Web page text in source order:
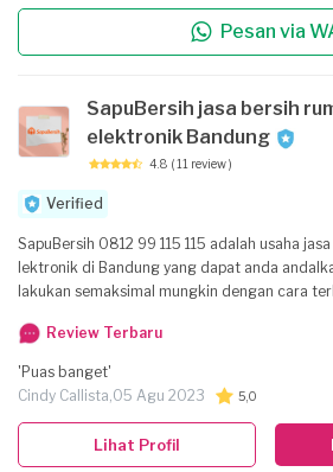
Pesan via
SapuBersih jasa bersih
elektronik Bandung
4.8 ( 11 review )
Verified
SapuBersih 0812 99 115 115 adalah usaha jasa kebersihan dan service
lektronik di Bandung yang dapat anda
lakukan semaksimal mungkin dengan cara
mesin dan alat lainnya yang tidak baik untuk
lingkungan sekitar. Jasa service elektronik yang kami berikan juga di
Review Terbaru
'Puas banget'
Cindy Callista,05 Agu 2023 5,0
Lihat Profil